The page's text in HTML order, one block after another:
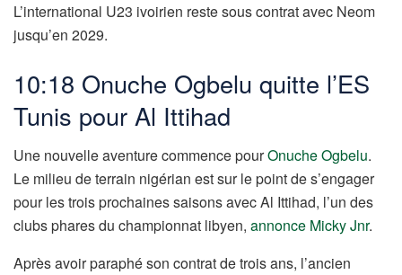
L’international U23 ivoirien reste sous contrat avec Neom
jusqu’en 2029.
10:18 Onuche Ogbelu quitte l’ES
Tunis pour Al Ittihad
Une nouvelle aventure commence pourOnuche Ogbelu.
Le milieu de terrain nigérian est sur le point de s’engager
pour les trois prochaines saisons avec Al Ittihad, l’un des
clubs phares du championnat libyen, annonce Micky Jnr.
Après avoir paraphé son contrat de trois ans, l’ancien